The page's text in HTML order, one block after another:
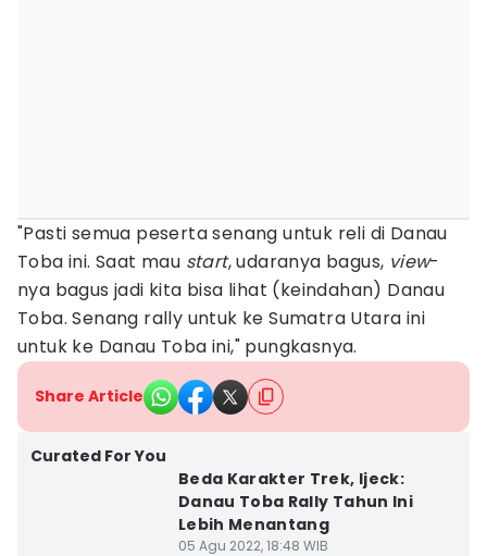
"Pasti semua peserta senang untuk reli di Danau
Toba ini. Saat mau start, udaranya bagus, view-
nya bagus jadi kita bisa lihat (keindahan) Danau
Toba. Senang rally untuk ke Sumatra Utara ini
untuk ke Danau Toba ini," pungkasnya.
Share Article
Curated For You
Beda Karakter Trek, Ijeck:
Danau Toba Rally Tahun Ini
Lebih Menantang
05 Agu 2022, 18:48 WIB